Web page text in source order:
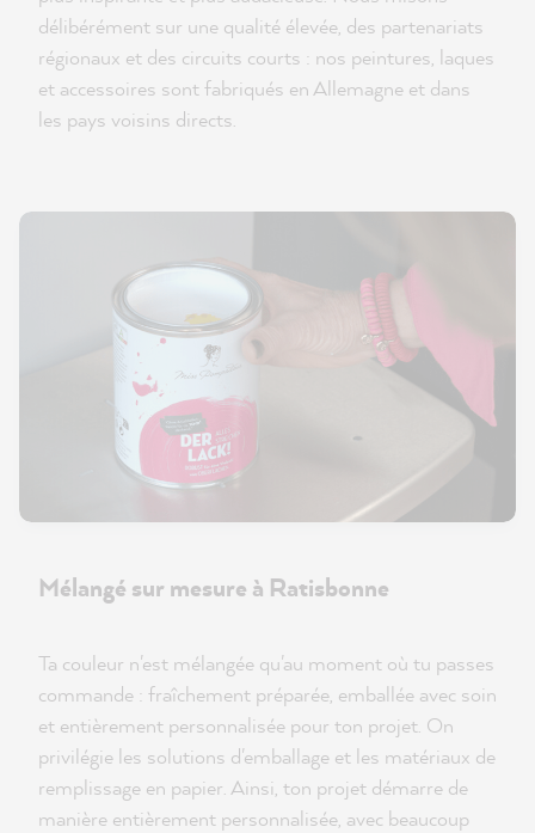
délibérément sur une qualité élevée, des partenariats
régionaux et des circuits courts : nos peintures, laques
et accessoires sont fabriqués en Allemagne et dans
les pays voisins directs.
Mélangé sur mesure à Ratisbonne
Ta couleur n'est mélangée qu'au moment où tu passes
commande : fraîchement préparée, emballée avec soin
et entièrement personnalisée pour ton projet. On
privilégie les solutions d'emballage et les matériaux de
remplissage en papier. Ainsi, ton projet démarre de
manière entièrement personnalisée, avec beaucoup